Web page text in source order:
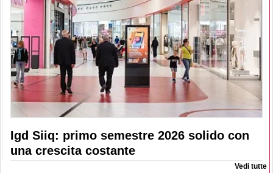
Igd Siiq: primo semestre 2026 solido con
una crescita costante
Vedi tutte